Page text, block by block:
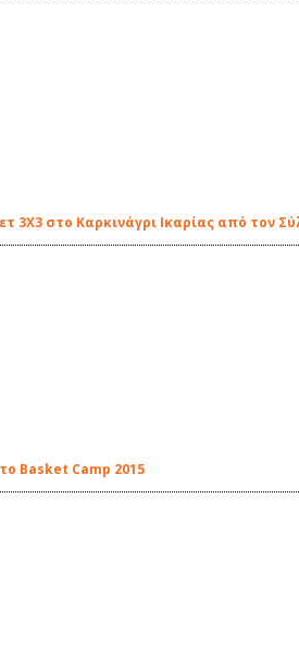
3Χ3 στο Καρκινάγρι Ικαρίας από τον
Basket Camp 2015